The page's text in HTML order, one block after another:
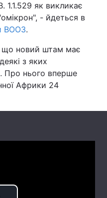
Наука
Інциденти
Туризм
1.1.529 як викликає
- йдеться в
ВООЗ.
що новий штам має
з яких
Про нього вперше
Африки 24